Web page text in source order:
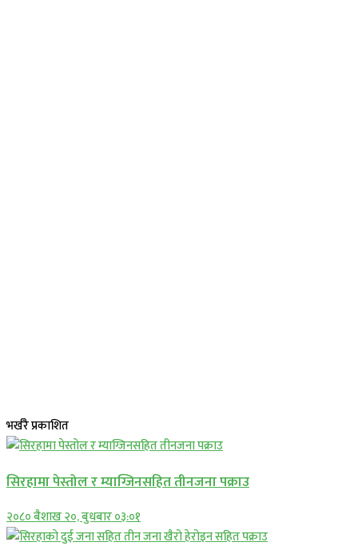
भर्खरै प्रकाशित
सिरहामा पेस्तोल र म्याग्जिनसहित तीनजना पक्राउ
२०८० बैशाख २०, बुधबार ०३:०१